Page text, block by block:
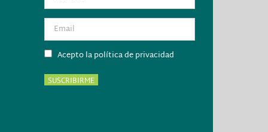
Acepto la política de privacidad